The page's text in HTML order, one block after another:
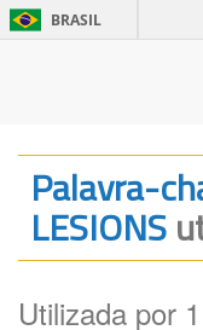
BRASIL
Palavra-
LESIONS
Utilizada por